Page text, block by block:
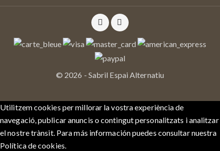
© 2026 - Sabril Espai Alternatiu
Utilitzem cookies per millorar la vostra experiència de
navegació, publicar anuncis o contingut personalitzats i analitzar
el nostre trànsit. Para más información puedes consultar nuestra
Política de cookies.